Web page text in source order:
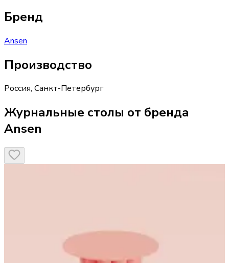
Бренд
Ansen
Производство
Россия, Санкт-Петербург
Журнальные столы от бренда
Ansen